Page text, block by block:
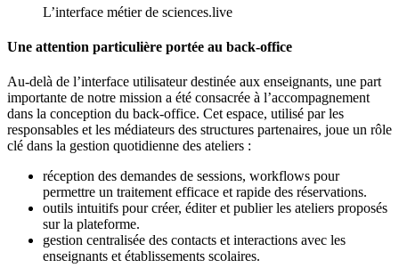
L’interface métier de sciences.live
Une attention particulière portée au back-office
Au-delà de l’interface utilisateur destinée aux enseignants, une part
importante de notre mission a été consacrée à l’accompagnement
dans la conception du back-office. Cet espace, utilisé par les
responsables et les médiateurs des structures partenaires, joue un rôle
clé dans la gestion quotidienne des ateliers :
réception des demandes de sessions, workflows pour
permettre un traitement efficace et rapide des réservations.
outils intuitifs pour créer, éditer et publier les ateliers proposés
sur la plateforme.
gestion centralisée des contacts et interactions avec les
enseignants et établissements scolaires.